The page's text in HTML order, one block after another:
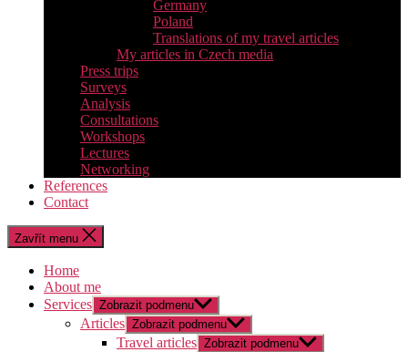
Germany
Poland
Translations of my travel articles
My articles in Czech media
Press trips
Surveys
Analysis
Consultations
Workshops
Lectures
Networking
References
Contact
Zavřít menu
Home
About me
Services Zobrazit podmenu
Articles Zobrazit podmenu
Travel articles Zobrazit podmenu